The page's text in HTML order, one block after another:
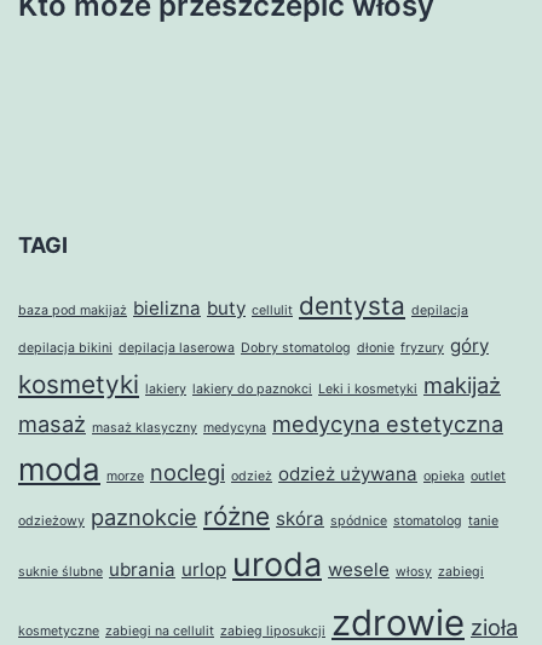
TAGI
baza pod makijaż bielizna buty cellulit dentysta depilacja
depilacja bikini depilacja laserowa Dobry stomatolog dłonie fryzury góry
kosmetyki lakiery lakiery do paznokci Leki i kosmetyki makijaż
masaż masaż klasyczny medycyna medycyna estetyczna
moda morze noclegi odzież odzież używana opieka outlet
odzieżowy paznokcie różne skóra spódnice stomatolog tanie
suknie ślubne ubrania urlop uroda wesele włosy zabiegi
kosmetyczne zabiegi na cellulit zabieg liposukcji zdrowie zioła